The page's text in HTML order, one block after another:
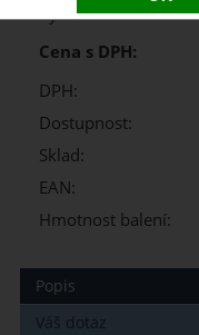
Výrobce:
Cena s DPH:
DPH:
Dostupnost:
Sklad:
EAN:
Hmotnost balení:
Popis
Váš dotaz